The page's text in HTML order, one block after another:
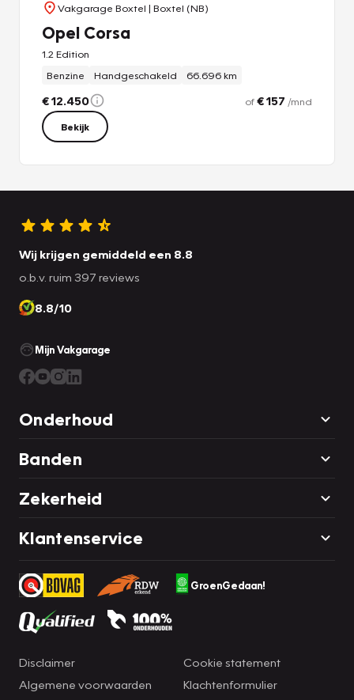
Vakgarage Boxtel | Boxtel (NB)
Opel Corsa
1.2 Edition
Benzine
Handgeschakeld 66.696 km
€ 12.450 of€ 157 /mnd
Bekijk
Wij krijgen gemiddeld een 8.8
o.b.v. ruim 397 reviews
8.8/10
Mijn Vakgarage
Onderhoud
Banden
Zekerheid
Klantenservice
GroenGedaan!
Disclaimer
Algemene voorwaarden
Cookie statement
Klachtenformulier